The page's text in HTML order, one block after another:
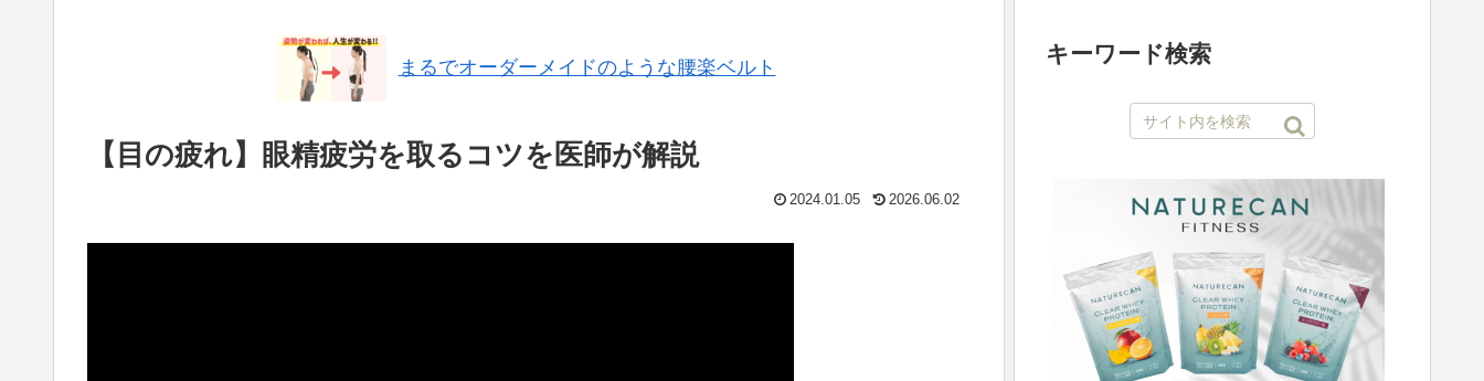
まるでオーダーメイドのような腰楽ベルト
【目の疲れ】眼精疲労を取るコツを医師が解説
2024.01.05 2026.06.02
キーワード検索